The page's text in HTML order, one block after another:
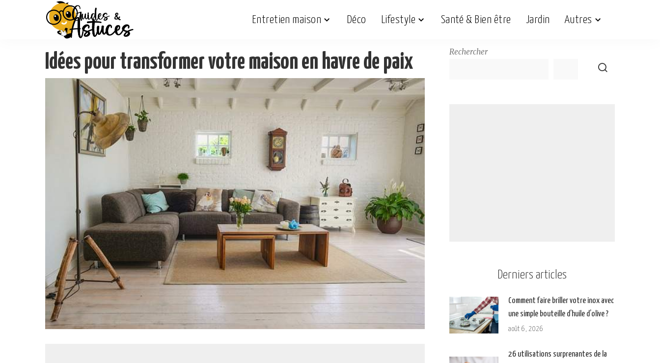
Entretien maison Déco Lifestyle Santé & Bien être Jardin Autres
Idées pour transformer votre maison en havre de paix Rechercher
Derniers articles
Comment faire briller votre inox avec
une simple bouteille d’huile d’olive ?
août 6, 2026
26 utilisations surprenantes de la